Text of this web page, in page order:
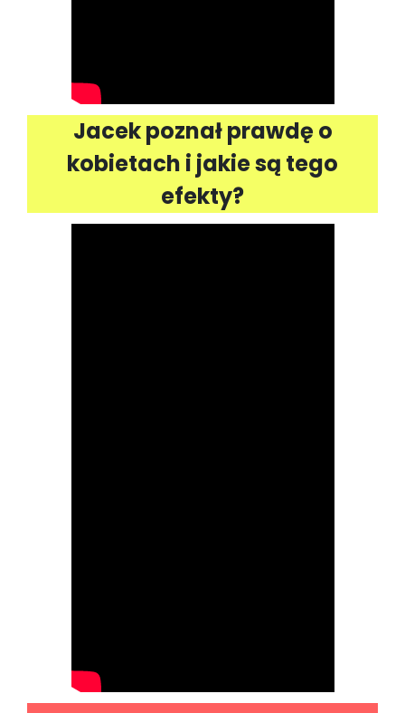
Jacek poznał prawdę o
kobietach i jakie są tego
efekty?